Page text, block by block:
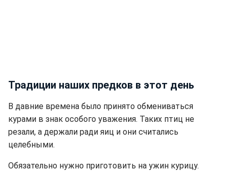
Традиции наших предков в этот день
В давние времена было принято обмениваться
курами в знак особого уважения. Таких птиц не
резали, а держали ради яиц и они считались
целебными.
Обязательно нужно приготовить на ужин курицу.